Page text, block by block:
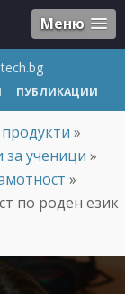
Меню
ПУБЛИКАЦИИ
»
за ученици »
»
по роден език